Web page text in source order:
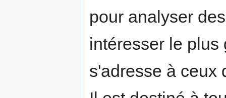
pour analyser
intéresser le plus
s'adresse à ceux